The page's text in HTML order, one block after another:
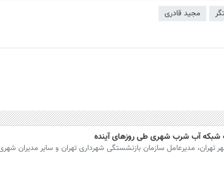
مجید قادری
شبکه آب شرب شهری طی روزهای آینده
تهران، مدیرعامل سازمان بازنشستگی شهرداری تهران و سایر مدیران